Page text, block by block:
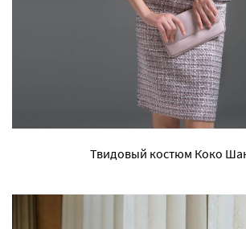
Твидовый костюм Коко